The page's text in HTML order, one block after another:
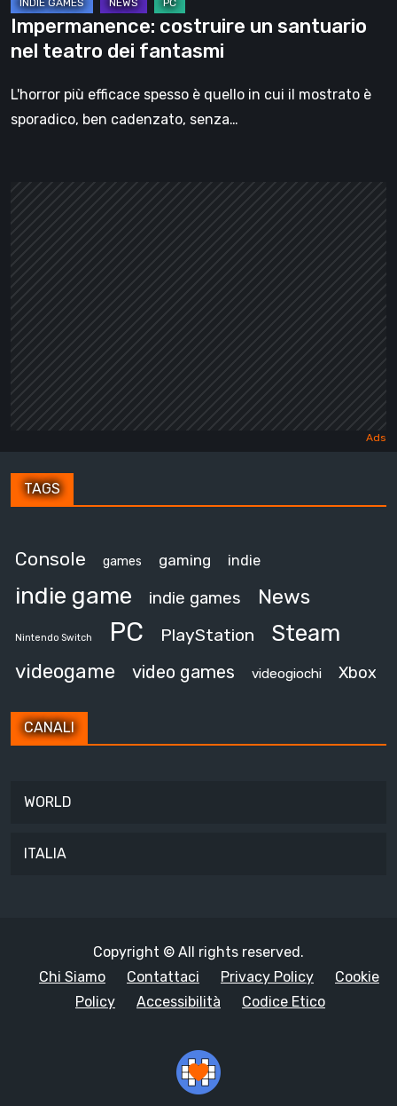
Impermanence: costruire un santuario
nel teatro dei fantasmi
L'horror più efficace spesso è quello in cui il mostrato è
sporadico, ben cadenzato, senza…
TAGS
Console games gaming indie
indie game indie games News
Nintendo Switch PC PlayStation Steam
videogame video games videogiochi Xbox
CANALI
WORLD
ITALIA
Copyright © All rights reserved.
Chi Siamo
Contattaci Privacy Policy
Cookie
Policy
Accessibilità Codice Etico